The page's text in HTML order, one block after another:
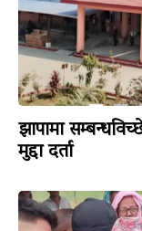
झापामा
मुद्दा दर्ता